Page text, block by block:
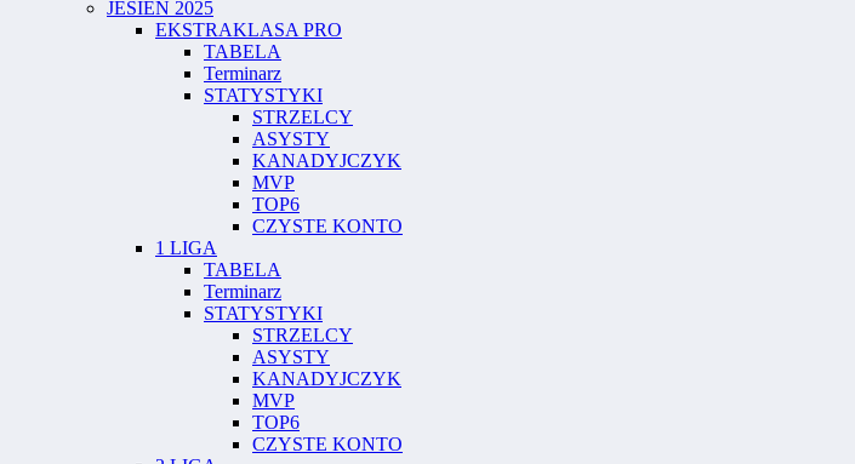
JESIEŃ 2025
EKSTRAKLASA PRO
TABELA
Terminarz
STATYSTYKI
STRZELCY
ASYSTY
KANADYJCZYK
MVP
TOP6
CZYSTE KONTO
1 LIGA
TABELA
Terminarz
STATYSTYKI
STRZELCY
ASYSTY
KANADYJCZYK
MVP
TOP6
CZYSTE KONTO